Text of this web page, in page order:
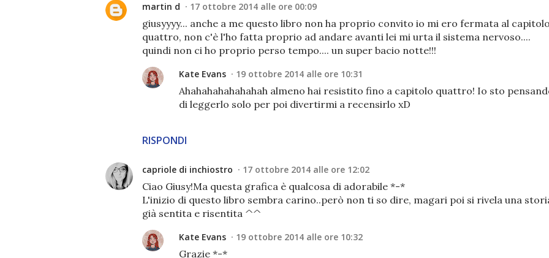
martin d 17 ottobre 2014 alle ore 00:09
giusyyyy... anche a me questo libro non ha proprio convito io mi ero fermata al
quattro, non c'è l'ho fatta proprio ad andare avanti lei mi urta il sistema nervoso....
quindi non ci ho proprio perso tempo.... un super bacio notte!!!
RISPONDI
Kate Evans 19 ottobre 2014 alle ore 10:31
Ahahahahahahahah almeno hai resistito fino a capitolo quattro! Io sto
di leggerlo solo per poi divertirmi a recensirlo xD
capriole di inchiostro 17 ottobre 2014 alle ore 12:02
Ciao Giusy!Ma questa grafica è qualcosa di adorabile *-*
L'inizio di questo libro sembra carino..però non ti so dire, magari poi si rivela una
già sentita e risentita ^^
Kate Evans 19 ottobre 2014 alle ore 10:32
Grazie *-*